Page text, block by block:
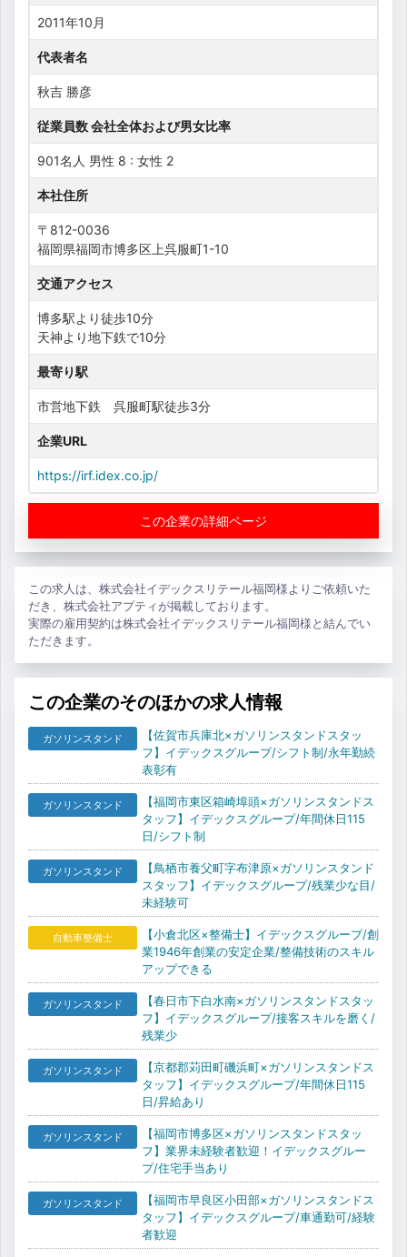
2011年10月
代表者名
秋吉 勝彦
従業員数 会社全体および男女比率
901名人 男性 8 : 女性 2
本社住所
〒812-0036
福岡県福岡市博多区上呉服町1-10
交通アクセス
博多駅より徒歩10分
天神より地下鉄で10分
最寄り駅
市営地下鉄 呉服町駅徒歩3分
企業URL
https://irf.idex.co.jp/
この企業の詳細ページ
この求人は、株式会社イデックスリテール福岡様よりご依頼いた
だき、株式会社アプティが掲載しております。
実際の雇用契約は株式会社イデックスリテール福岡様と結んでい
ただきます。
この企業のそのほかの求人情報
ガソリンスタンド
【佐賀市兵庫北×ガソリンスタンドスタッ
フ】イデックスグループ/シフト制/永年勤続
表彰有
ガソリンスタンド
【福岡市東区箱崎埠頭×ガソリンスタンドス
タッフ】イデックスグループ/年間休日115
日/シフト制
ガソリンスタンド
【鳥栖市養父町字布津原×ガソリンスタンド
スタッフ】イデックスグループ/残業少な目/
未経験可
自動車整備士
【小倉北区×整備士】イデックスグループ/創
業1946年創業の安定企業/整備技術のスキル
アップできる
ガソリンスタンド
【春日市下白水南×ガソリンスタンドスタッ
フ】イデックスグループ/接客スキルを磨く/
残業少
ガソリンスタンド
【京都郡苅田町磯浜町×ガソリンスタンドス
タッフ】イデックスグループ/年間休日115
日/昇給あり
ガソリンスタンド
【福岡市博多区×ガソリンスタンドスタッ
フ】業界未経験者歓迎！イデックスグルー
プ/住宅手当あり
ガソリンスタンド
【福岡市早良区小田部×ガソリンスタンドス
タッフ】イデックスグループ/車通勤可/経験
者歓迎